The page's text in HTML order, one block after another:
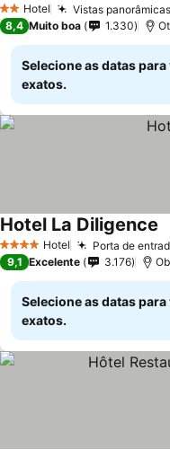
2 Estrelas
Hotel Vistas
8,4 Muito boa 1.330
Selecione as datas
exatos.
4 EstrelasHotel Porta de
Hotel La Diligence
9,1 Excelente 3.176
Selecione as datas
exatos.